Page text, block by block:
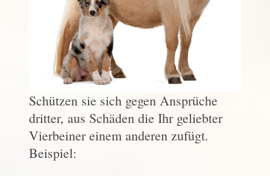
Schützen sie sich gegen Ansprüche
dritter, aus Schäden die Ihr geliebter
Vierbeiner einem anderen zufügt.
Beispiel: